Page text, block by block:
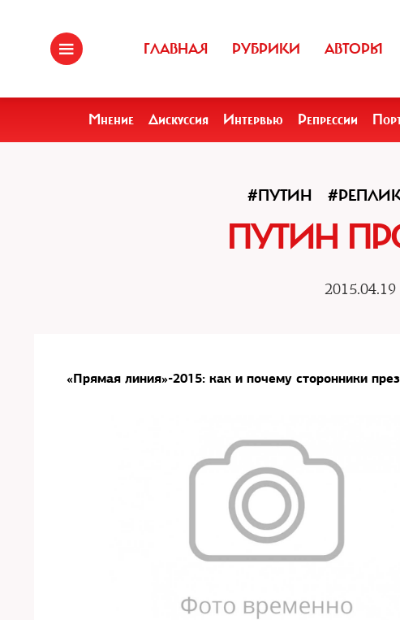
ГЛАВНАЯ РУБРИКИ АВТОРЫ
Мнение Дискуссия Интервью Репрессии
#ПУТИН
ПУТИН
2015.04.19
«Прямая линия»-2015: как и почему сторонники